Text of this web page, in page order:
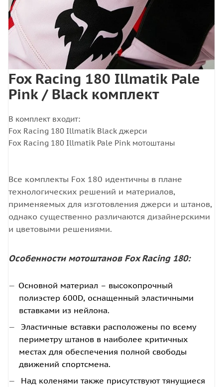
Fox Racing 180 Illmatik Pale
Pink / Black комплект
В комплект входит:
Fox Racing 180 Illmatik Black джерси
Fox Racing 180 Illmatik Pale Pink мотоштаны
Все комплекты Fox 180 идентичны в плане
технологических решений и материалов,
применяемых для изготовления джерси и штанов,
однако существенно различаются дизайнерскими
и цветовыми решениями.
Особенности мотоштанов Fox Racing 180:
Основной материал – высокопрочный
полиэстер 600D, оснащенный эластичными
вставками из нейлона.
Эластичные вставки расположены по всему
периметру штанов в наиболее критичных
местах для обеспечения полной свободы
движений спортсмена.
Над коленями также присутствуют тянущиеся